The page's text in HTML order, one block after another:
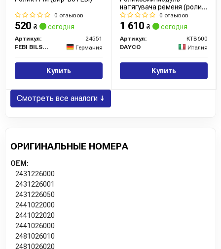
0 отзывов
520 ₴ сегодня
Артикул:
24551
FEBI BILSTEIN
Германия
Купить
натягувача ременя (ролик,
ремінь)
0 отзывов
1 610 ₴ сегодня
Артикул:
KTB600
DAYCO
Италия
Купить
Смотреть все аналоги ↓
ОРИГИНАЛЬНЫЕ НОМЕРА
OEM:
2431226000
2431226001
2431226050
2441022000
2441022020
2441026000
2481026010
2481026020